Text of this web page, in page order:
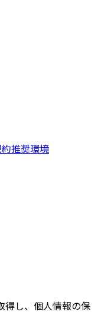
推奨環境
得し、個人情報の保